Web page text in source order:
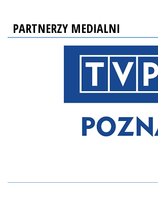
PARTNERZY MEDIALNI